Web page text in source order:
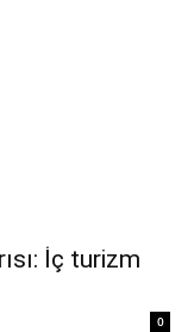
İç turizm
0